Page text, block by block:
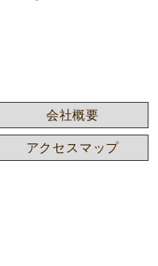
会社概要
アクセスマップ